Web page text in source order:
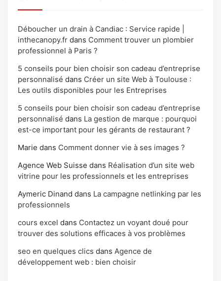
Déboucher un drain à Candiac : Service rapide |
inthecanopy.fr dans Comment trouver un plombier
professionnel à Paris ?
5 conseils pour bien choisir son cadeau d’entreprise
personnalisé dans Créer un site Web à Toulouse :
Les outils disponibles pour les Entreprises
5 conseils pour bien choisir son cadeau d’entreprise
personnalisé dans La gestion de marque : pourquoi
est-ce important pour les gérants de restaurant ?
Marie dans Comment donner vie à ses images ?
Agence Web Suisse dans Réalisation d’un site web
vitrine pour les professionnels et les entreprises
Aymeric Dinand dans La campagne netlinking par les
professionnels
cours excel dans Contactez un voyant doué pour
trouver des solutions efficaces à vos problèmes
seo en quelques clics dans Agence de
développement web : bien choisir